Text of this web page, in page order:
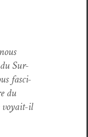
du Sur­
fasci­
du
voy­ait-il